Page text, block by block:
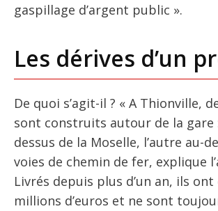
gaspillage d’argent public ».
Les dérives d’un
De quoi s’agit-il ? « A Thionville,
sont construits autour de la gare :
dessus de la Moselle, l’autre au-
voies de chemin de fer, explique
Livrés depuis plus d’un an, ils
millions d’euros et ne sont